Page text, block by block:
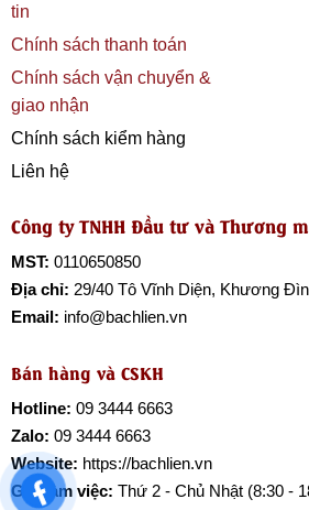
tin
Chính sách thanh toán
Chính sách vận chuyển &
giao nhận
Chính sách kiểm hàng
Liên hệ
Công ty TNHH Đầu tư và Thương
MST: 0110650850
Địa chỉ: 29/40 Tô Vĩnh Diện, Khương
Email: info@bachlien.vn
Bán hàng và CSKH
Hotline: 09 3444 6663
Zalo: 09 3444 6663
Website: https://bachlien.vn
Giờ làm việc: Thứ 2 - Chủ Nhật (8:30 -